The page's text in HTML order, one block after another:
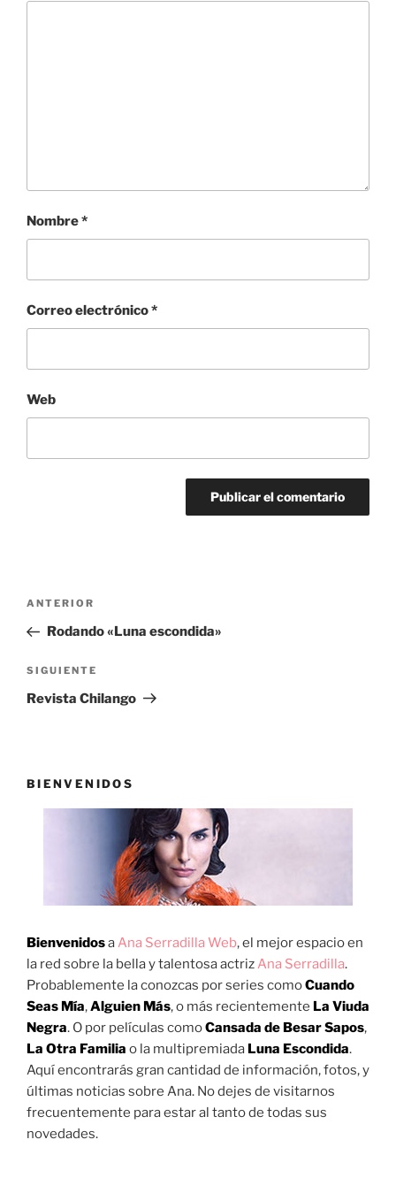
Nombre*
Correo electrónico*
Web
Navegación
entradas
Entrada
anterior:
ANTERIOR
Rodando «Luna escondida»
Siguiente
entrada
SIGUIENTE
Revista Chilango
BIENVENIDOS
BienvenidosaAna Serradilla Web, el mejor espacio en
la red sobre la bella y talentosa actrizAna Serradilla.
Probablemente la conozcas por series comoCuando
Seas Mía,Alguien Más, o más recientemente La Viuda
Negra. O por películas comoCansada de Besar Sapos,
La Otra Familia o la multipremiada Luna Escondida.
Aquí encontrarás gran cantidad de información, fotos, y
últimas noticias sobre Ana. No dejes de visitarnos
frecuentemente para estar al tanto de todas sus
novedades.